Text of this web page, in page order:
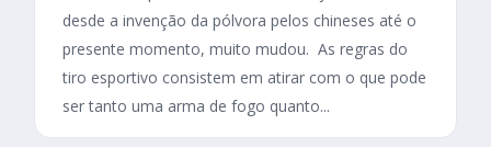
desde a invenção da pólvora pelos chineses até o
presente momento, muito mudou. As regras do
tiro esportivo consistem em atirar com o que pode
ser tanto uma arma de fogo quanto...